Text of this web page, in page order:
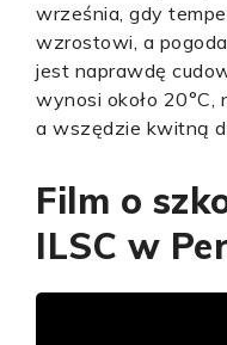
września, gdy
wzrostowi, a
jest naprawdę
wynosi około 20°C,
a wszędzie kwitną
Film o
ILSC w